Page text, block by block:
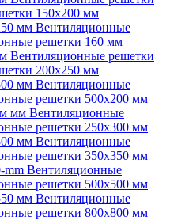
150х200 мм
мм Вентиляционные
решетки 160 мм
Вентиляционные решетки
200х250 мм
мм Вентиляционные
решетки 500х200 мм
мм Вентиляционные
решетки 250х300 мм
мм Вентиляционные
решетки 350х350 мм
mm Вентиляционные
решетки 500х500 мм
мм Вентиляционные
решетки 800х800 мм